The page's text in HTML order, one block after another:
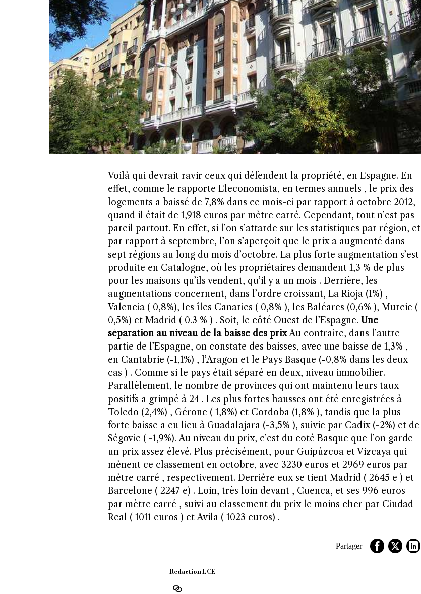
Voilà qui devrait ravir ceux qui défendent la propriété, en Espagne. En
effet, comme le rapporte Eleconomista, en termes annuels , le prix des
logements a baissé de 7,8% dans ce mois-ci par rapport à octobre 2012,
quand il était de 1,918 euros par mètre carré. Cependant, tout n’est pas
pareil partout. En effet, si l’on s’attarde sur les statistiques par région, et
par rapport à septembre, l’on s’aperçoit que le prix a augmenté dans
sept régions au long du mois d’octobre. La plus forte augmentation s’est
produite en Catalogne, où les propriétaires demandent 1,3 % de plus
pour les maisons qu’ils vendent, qu’il y a un mois . Derrière, les
augmentations concernent, dans l’ordre croissant, La Rioja (1%) ,
Valencia ( 0,8%), les îles Canaries ( 0,8% ), les Baléares (0,6% ), Murcie (
0,5%) et Madrid ( 0.3 % ) . Soit, le côté Ouest de l’Espagne. Une
séparation au niveau de la baisse des prixAu contraire, dans l’autre
partie de l’Espagne, on constate des baisses, avec une baisse de 1,3% ,
en Cantabrie (-1,1%) , l’Aragon et le Pays Basque (-0,8% dans les deux
cas ) . Comme si le pays était séparé en deux, niveau immobilier.
Parallèlement, le nombre de provinces qui ont maintenu leurs taux
positifs a grimpé à 24 . Les plus fortes hausses ont été enregistrées à
Toledo (2,4%) , Gérone ( 1,8%) et Cordoba (1,8% ), tandis que la plus
forte baisse a eu lieu à Guadalajara (-3,5% ), suivie par Cadix (-2%) et de
Ségovie ( -1,9%). Au niveau du prix, c’est du coté Basque que l’on garde
un prix assez élevé. Plus précisément, pour Guipúzcoa et Vizcaya qui
mènent ce classement en octobre, avec 3230 euros et 2969 euros par
mètre carré , respectivement. Derrière eux se tient Madrid ( 2645 e ) et
Barcelone ( 2247 e) . Loin, très loin devant , Cuenca, et ses 996 euros
par mètre carré , suivi au classement du prix le moins cher par Ciudad
Real ( 1011 euros ) et Avila ( 1023 euros) .
Partager
Redaction LCE